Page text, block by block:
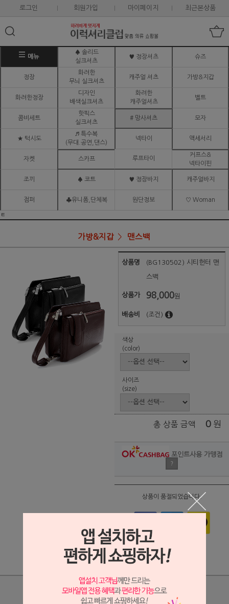
로그인 회원가입 마이페이지 최근본상품
메뉴
♠ 솔리드
실크셔츠
♥ 정장셔츠 슈즈
정장
화려한
무늬 실크셔츠
캐주얼 셔츠 가방&지갑
화려한정장
디자인
배색실크셔츠
화려한
캐주얼셔츠
벨트
콤비세트
핫픽스
실크셔츠
# 망사셔츠 모자
★ 턱시도
♬ 특수복
(무대.공연,댄스)
넥타이 액세서리
자켓 스카프 루프타이
커프스&
넥타이핀
조끼 ♠ 코트 ♥ 정장바지 캐주얼바지
점퍼 ♣유니폼,단체복 원단정보 ♡ Woman
ㅌ
가방&지갑 맨스백
상품명 (BG130502) 시티헌터 맨
스백
상품가 98,000원
배송비 (조건)
색상
(color)
사이즈
(size)
총 상품 금액 0 원
포인트사용 가맹점
?
상품이 품절되었습니다.
상품리뷰